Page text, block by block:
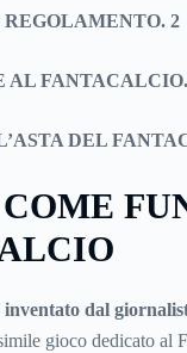
. 2
AL FANTACALCIO
DEL
COME
inventato dal
gioco dedicato al